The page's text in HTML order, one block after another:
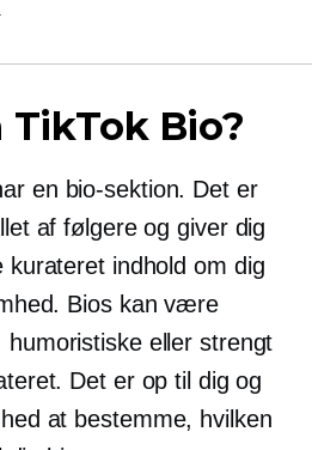
TikTok Bio?
en bio-sektion. Det er
af følgere og giver dig
kurateret indhold om dig
Bios kan være
eller strengt
Det er op til dig og
at bestemme, hvilken